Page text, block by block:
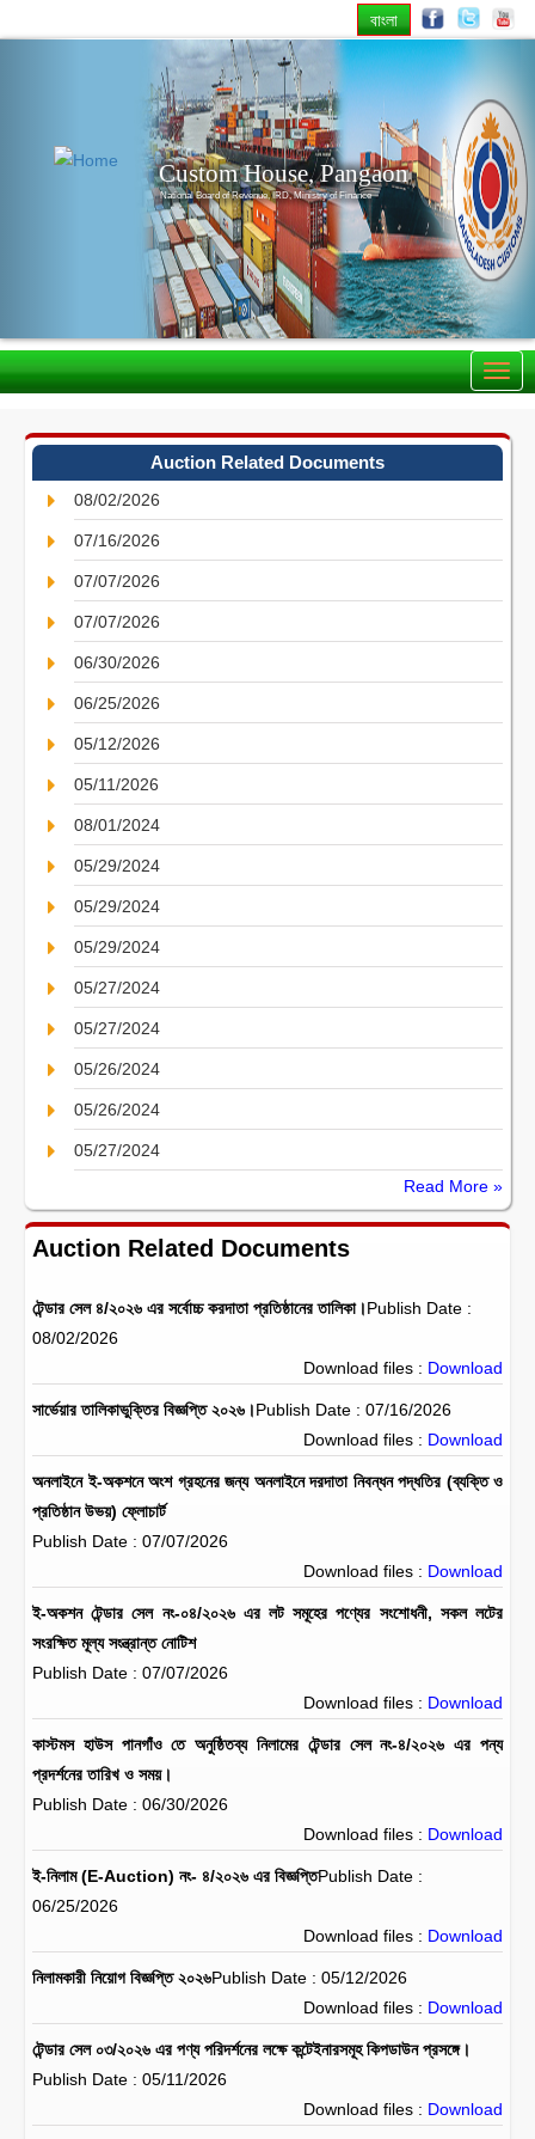
বাংলা
Custom House, Pangaon
National Board of Revenue, IRD, Ministry of Finance
Auction Related Documents
08/02/2026
07/16/2026
07/07/2026
07/07/2026
06/30/2026
06/25/2026
05/12/2026
05/11/2026
08/01/2024
05/29/2024
05/29/2024
05/29/2024
05/27/2024
05/27/2024
05/26/2024
05/26/2024
05/27/2024
Read More »
Auction Related Documents
টেন্ডার সেল ৪/২০২৬ এর সর্বোচ্চ করদাতা প্রতিষ্ঠানের তালিকা।Publish Date :
08/02/2026
Download files : Download
সার্ভেয়ার তালিকাভুক্তির বিজ্ঞপ্তি ২০২৬।Publish Date : 07/16/2026
Download files : Download
অনলাইনে ই-অকশনে অংশ গ্রহনের জন্য অনলাইনে দরদাতা নিবন্ধন পদ্ধতির (ব্যক্তি ও
প্রতিষ্ঠান উভয়) ফ্লোচার্ট
Publish Date : 07/07/2026
Download files : Download
ই-অকশন টেন্ডার সেল নং-০৪/২০২৬ এর লট সমূহের পণ্যের সংশোধনী, সকল লটের
সংরক্ষিত মূল্য সংন্ত্রান্ত নোটিশ
Publish Date : 07/07/2026
Download files : Download
কাস্টমস হাউস পানগাঁও তে অনুষ্ঠিতব্য নিলামের টেন্ডার সেল নং-৪/২০২৬ এর পন্য
প্রদর্শনের তারিখ ও সময়।
Publish Date : 06/30/2026
Download files : Download
ই-নিলাম (E-Auction) নং- ৪/২০২৬ এর বিজ্ঞপ্তিPublish Date :
06/25/2026
Download files : Download
নিলামকারী নিয়োগ বিজ্ঞপ্তি ২০২৬Publish Date : 05/12/2026
Download files : Download
টেন্ডার সেল ০৩/২০২৬ এর পণ্য পরিদর্শনের লক্ষে কন্টেইনারসমূহ কিপডাউন প্রসঙ্গে।
Publish Date : 05/11/2026
Download files : Download